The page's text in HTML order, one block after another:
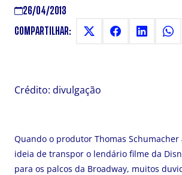
26/04/2013
COMPARTILHAR:
Crédito: divulgação
Quando o produtor Thomas Schumacher
ideia de transpor o lendário filme da
para os palcos da Broadway, muitos